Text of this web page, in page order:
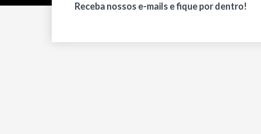
Receba nossos e-mails e fique por dentro!